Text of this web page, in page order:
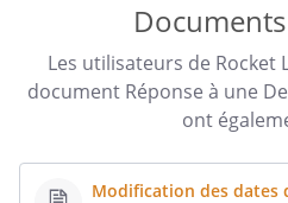
Les utilisateurs de Rocket
document Réponse à une
ont
Modification des dates